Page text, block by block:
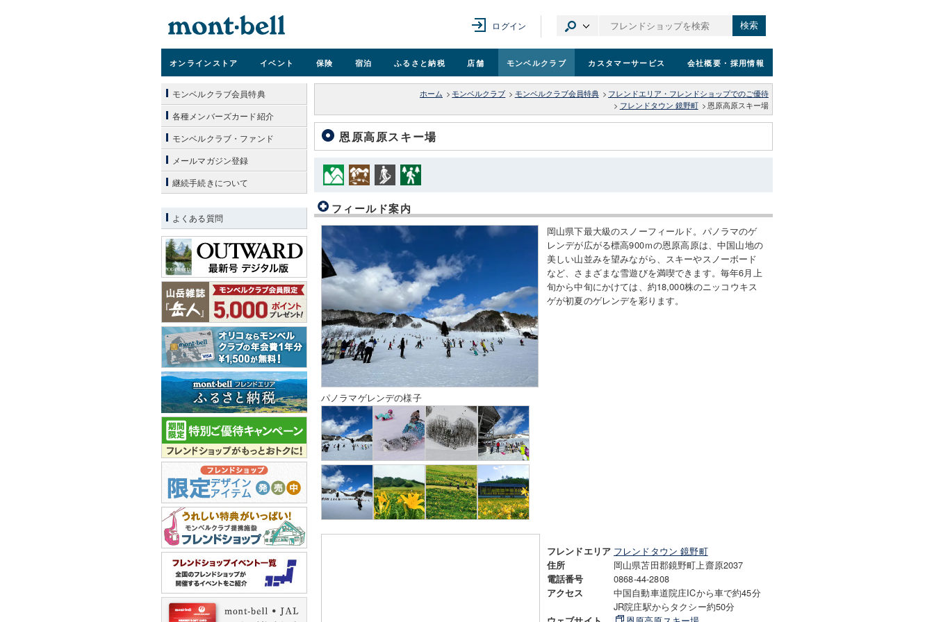
ログイン 検索
オンラインストア イベント 保険 宿泊 ふるさと納税 店舗 モンベルクラブ カスタマーサービス 会社概要 ・採用情報
ホーム > モンベルクラブ > モンベルクラブ会員特典 > フレンドエリア・フレンドショップでのご優待
> フレンドタウン 鏡野町 > 恩原高原スキー場
恩原高原スキー場
フィールド案内
冬でなくても楽しめる恩原高原 パノラマゲレンデの様子
岡山県下最大級のスノーフィールド。パノラマのゲ
レンデが広がる標高900ｍの恩原高原は、中国山地の
美しい山並みを望みながら、スキーやスノーボード
など、さまざまな雪遊びを満喫できます。毎年6月上
旬から中旬にかけては、約18,000株のニッコウキス
ゲが初夏のゲレンデを彩ります。
フレンドエリア フレンドタウン 鏡野町
住所 岡山県苫田郡鏡野町上齋原2037
電話番号 0868-44-2808
アクセス
中国自動車道院庄ICから車で約45分
JR院庄駅からタクシー約50分
モンベルクラブ会員特典
各種メンバーズカード紹介
モンベルクラブ・ファンド
メールマガジン登録
継続手続きについて
よくある質問